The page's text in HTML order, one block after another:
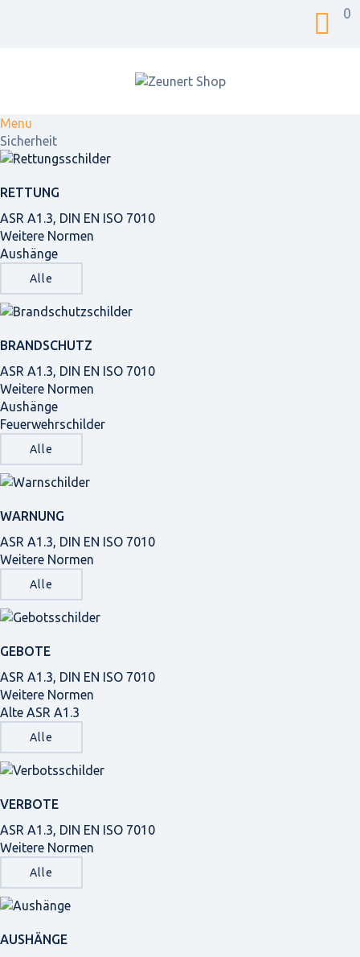
0
Menu
Sicherheit
RETTUNG
ASR A1.3, DIN EN ISO 7010
Weitere Normen
Aushänge
Alle
BRANDSCHUTZ
ASR A1.3, DIN EN ISO 7010
Weitere Normen
Aushänge
Feuerwehrschilder
Alle
WARNUNG
ASR A1.3, DIN EN ISO 7010
Weitere Normen
Alle
GEBOTE
ASR A1.3, DIN EN ISO 7010
Weitere Normen
Alte ASR A1.3
Alle
VERBOTE
ASR A1.3, DIN EN ISO 7010
Weitere Normen
Alle
AUSHÄNGE